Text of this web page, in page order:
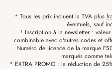
* Tous les prix incluent la TVA plus
éventuels, sauf
¹ Inscription à la newsletter :
combinable avec d'autres codes et
Numéro de licence de la marque
marqués comme
* EXTRA PROMO : la réduction de